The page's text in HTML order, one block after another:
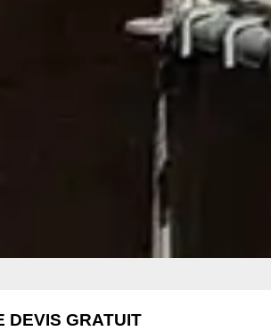
DEVIS GRATUIT